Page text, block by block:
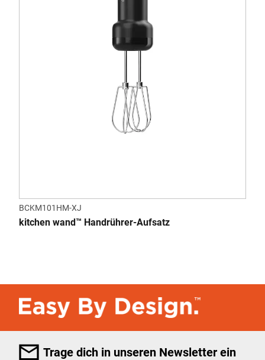
BCKM101HM-XJ
kitchen wand™ Handrührer-Aufsatz
Trage dich in unseren Newsletter ein